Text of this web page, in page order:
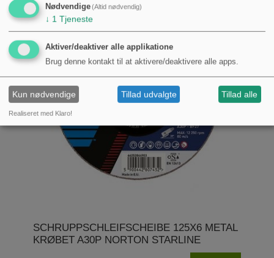
SCHRUPPSCHLEIFSCHEIBE 125X6 METAL
KRØBET A30P NORTON STARLINE
Nødvendige(Altid nødvendig)
↓ 1 Tjeneste
Aktiver/deaktiver alle applikatione
Brug denne kontakt til at aktivere/deaktivere alle apps.
Kun nødvendige Tillad udvalgte Tillad alle
Realiseret med Klaro!